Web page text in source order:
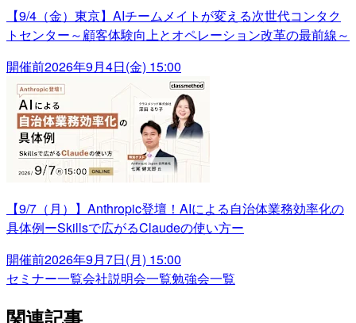
【9/4（金）東京】AIチームメイトが変える次世代コンタク
トセンター～顧客体験向上とオペレーション改革の最前線～
開催前2026年9月4日(金) 15:00
【9/7（月）】Anthropic登壇！AIによる自治体業務効率化の
具体例ーSkillsで広がるClaudeの使い方ー
開催前2026年9月7日(月) 15:00
セミナー一覧会社説明会一覧勉強会一覧
関連記事